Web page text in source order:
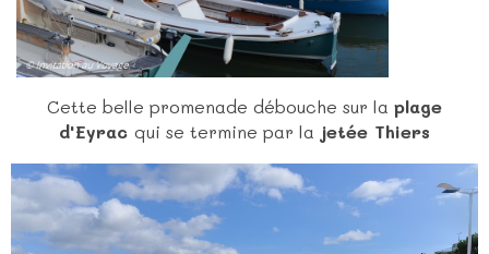
Cette belle promenade débouche sur la plage
d'Eyrac qui se termine par la jetée Thiers